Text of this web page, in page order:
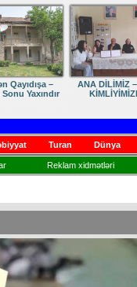
Qayıdışa –
Yaxındır
ANA DİLİMİZ
Turan Dünya
Reklam xidmətləri